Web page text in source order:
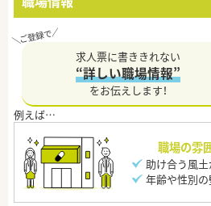
求人票に書ききれない
“詳しい職場情報”
をお伝えします！
職場の雰
助け合う風土
年齢や性別